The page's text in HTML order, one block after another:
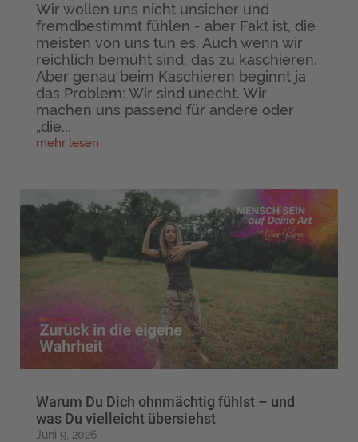
Wir wollen uns nicht unsicher und
fremdbestimmt fühlen - aber Fakt ist, die
meisten von uns tun es. Auch wenn wir
reichlich bemüht sind, das zu kaschieren.
Aber genau beim Kaschieren beginnt ja
das Problem: Wir sind unecht. Wir
machen uns passend für andere oder
„die...
mehr lesen
Warum Du Dich ohnmächtig fühlst – und
was Du vielleicht übersiehst
Juni 9, 2026